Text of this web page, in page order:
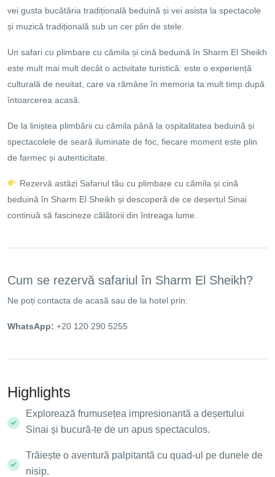
vei gusta bucătăria tradițională beduină și vei asista la spectacole
și muzică tradițională sub un cer plin de stele.
Un safari cu plimbare cu cămila și cină beduină în Sharm El Sheikh
este mult mai mult decât o activitate turistică: este o experiență
culturală de neuitat, care va rămâne în memoria ta mult timp după
întoarcerea acasă.
De la liniștea plimbării cu cămila până la ospitalitatea beduină și
spectacolele de seară iluminate de foc, fiecare moment este plin
de farmec și autenticitate.
Rezervă astăzi Safariul tău cu plimbare cu cămila și cină
beduină în Sharm El Sheikh și descoperă de ce deșertul Sinai
continuă să fascineze călătorii din întreaga lume.
Cum se rezervă safariul în Sharm El Sheikh?
Ne poți contacta de acasă sau de la hotel prin:
WhatsApp: +20 120 290 5255
Highlights
Explorează frumusețea impresionantă a deșertului
Sinai și bucură-te de un apus spectaculos.
Trăiește o aventură palpitantă cu quad-ul pe dunele de
nisip.